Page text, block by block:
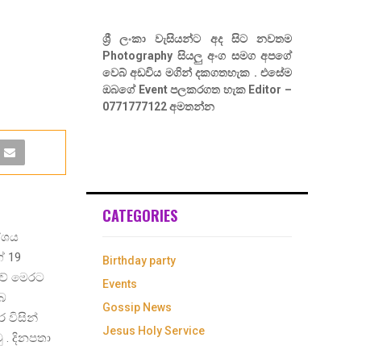
19
මෙරට
විසින්
දිනපතා
ශ්‍රී ලංකා වැසියන්ට අද සිට නවතම
Photography සියලු අංග සමග අපගේ
වෙබ් අඩවිය මගින් දකගතහැක . එසේම
ඔබගේ Event පලකරගත හැක Editor –
0771777122 අමතන්න
CATEGORIES
Birthday party
Events
Gossip News
Jesus Holy Service